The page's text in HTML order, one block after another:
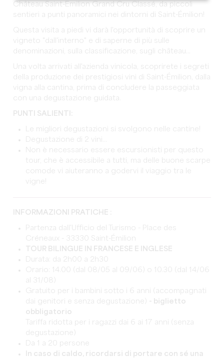
Château Saint-Emilion Grand Cru Classé, da piccoli
sentieri a punti panoramici nei dintorni di Saint-Émilion!
Questa visita a piedi vi darà l'opportunità di scoprire un
vigneto "dall'interno" e di saperne di più sulle
denominazioni, sulla classificazione, sugli château...
Una volta arrivati all'azienda vinicola, scoprirete i segreti
della produzione dei prestigiosi vini di Saint-Émilion, dalla
vigna alla cantina, prima di concludere la passeggiata
con una degustazione guidata.
PUNTI SALIENTI:
Le migliori degustazioni si svolgono nelle cantine!
Degustazione di 2 vini...
Non è necessario essere escursionisti per questo
tour, che è accessibile a tutti, ma delle buone scarpe
comode vi aiuteranno a godervi il viaggio tra le
vigne!
INFORMAZIONI PRATICHE :
Partenza dall'Ufficio del Turismo - Place des
Créneaux - 33330 Saint-Émilion
TOUR BILINGUE IN FRANCESE E INGLESE
Durata: da 2h00 a 2h30
Orario: 14.00 (dal 08/05 al 09/06) o 10.30 (dal 14/06
al 31/08)
Gratuito per i bambini sotto i 6 anni (accompagnati
dai genitori e senza degustazione) - biglietto
obbligatorio
Tariffa ridotta per i ragazzi dai 6 ai 17 anni (senza
degustazione)
Da 1 a 20 persone
In caso di caldo, ricordarsi di portare con sé una